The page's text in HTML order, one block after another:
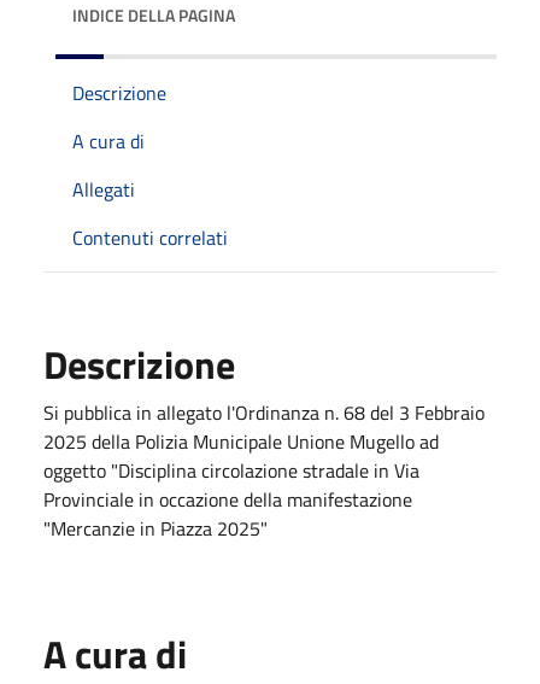
INDICE DELLA PAGINA
Descrizione
A cura di
Allegati
Contenuti correlati
Descrizione
Si pubblica in allegato l'Ordinanza n. 68 del 3 Febbraio
2025 della Polizia Municipale Unione Mugello ad
oggetto "Disciplina circolazione stradale in Via
Provinciale in occazione della manifestazione
"Mercanzie in Piazza 2025"
A cura di